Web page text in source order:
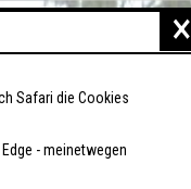
×
Safari die Cookies
- meinetwegen